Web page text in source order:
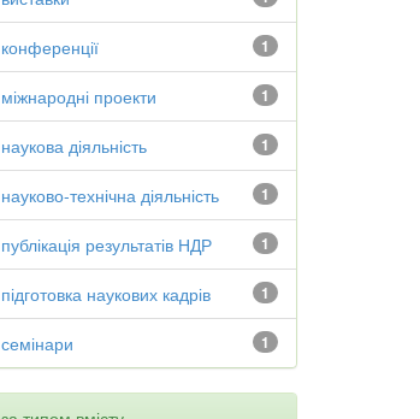
1
конференції
1
міжнародні проекти
1
наукова діяльність
1
науково-технічна діяльність
1
публікація результатів НДР
1
підготовка наукових кадрів
1
семінари